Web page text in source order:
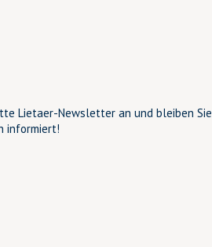
Lietaer-Newsletter an und bleiben Sie
informiert!